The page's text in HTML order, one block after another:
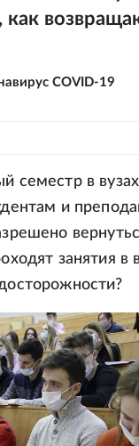
как
COVID-19
семестр в
и
занятия в